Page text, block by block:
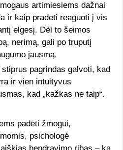
artimiesiems dažnai
ir kaip pradėti reaguoti į vis
elgesį. Dėl to šeimos
nerimą, gali po truputį
jausmą.
pagrindas galvoti, kad
ir vien intuityvus
kad „kažkas ne taip“.
padėti žmogui,
psichologė